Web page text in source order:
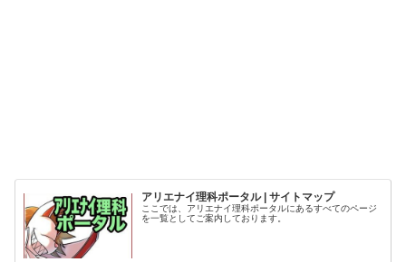
アリエナイ理科ポータル | サイトマップ
ここでは、アリエナイ理科ポータルにあるすべてのページ
を一覧としてご案内しております。